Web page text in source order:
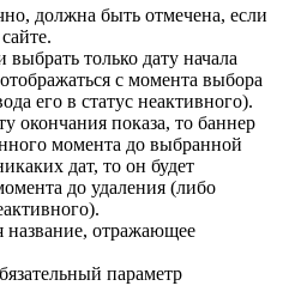
должна быть отмечена, если
выбрать только дату начала
с момента выбора
его в статус неактивного).
окончания показа, то баннер
момента до выбранной
дат, то он будет
до удаления (либо
название, отражающее
параметр